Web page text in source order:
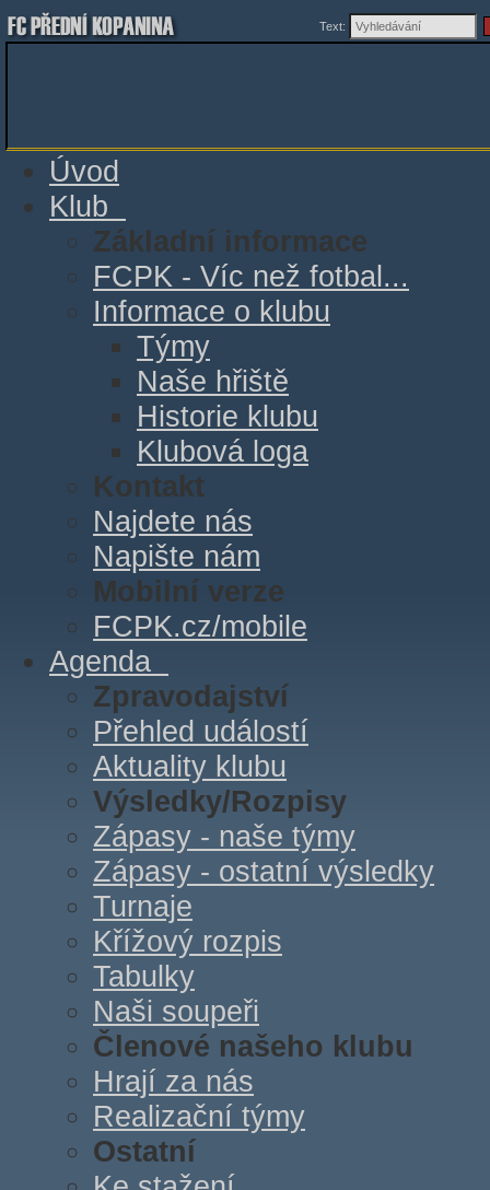
Text:
Úvod
Klub
Základní informace
FCPK - Víc než fotbal...
Informace o klubu
Týmy
Naše hřiště
Historie klubu
Klubová loga
Kontakt
Najdete nás
Napište nám
Mobilní verze
FCPK.cz/mobile
Agenda
Zpravodajství
Přehled událostí
Aktuality klubu
Výsledky/Rozpisy
Zápasy - naše týmy
Zápasy - ostatní výsledky
Turnaje
Křížový rozpis
Tabulky
Naši soupeři
Členové našeho klubu
Hrají za nás
Realizační týmy
Ostatní